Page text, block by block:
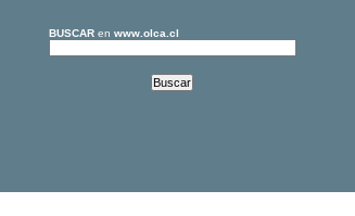
BUSCARen www.olca.cl